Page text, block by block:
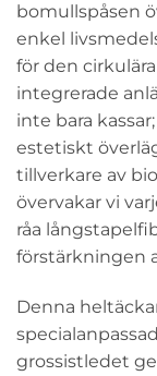
bomullspåsen
enkel
för den
integrerade
inte bara
estetiskt
tillverkare av
övervakar vi
råa
förstärkningen
Denna
grossistledet